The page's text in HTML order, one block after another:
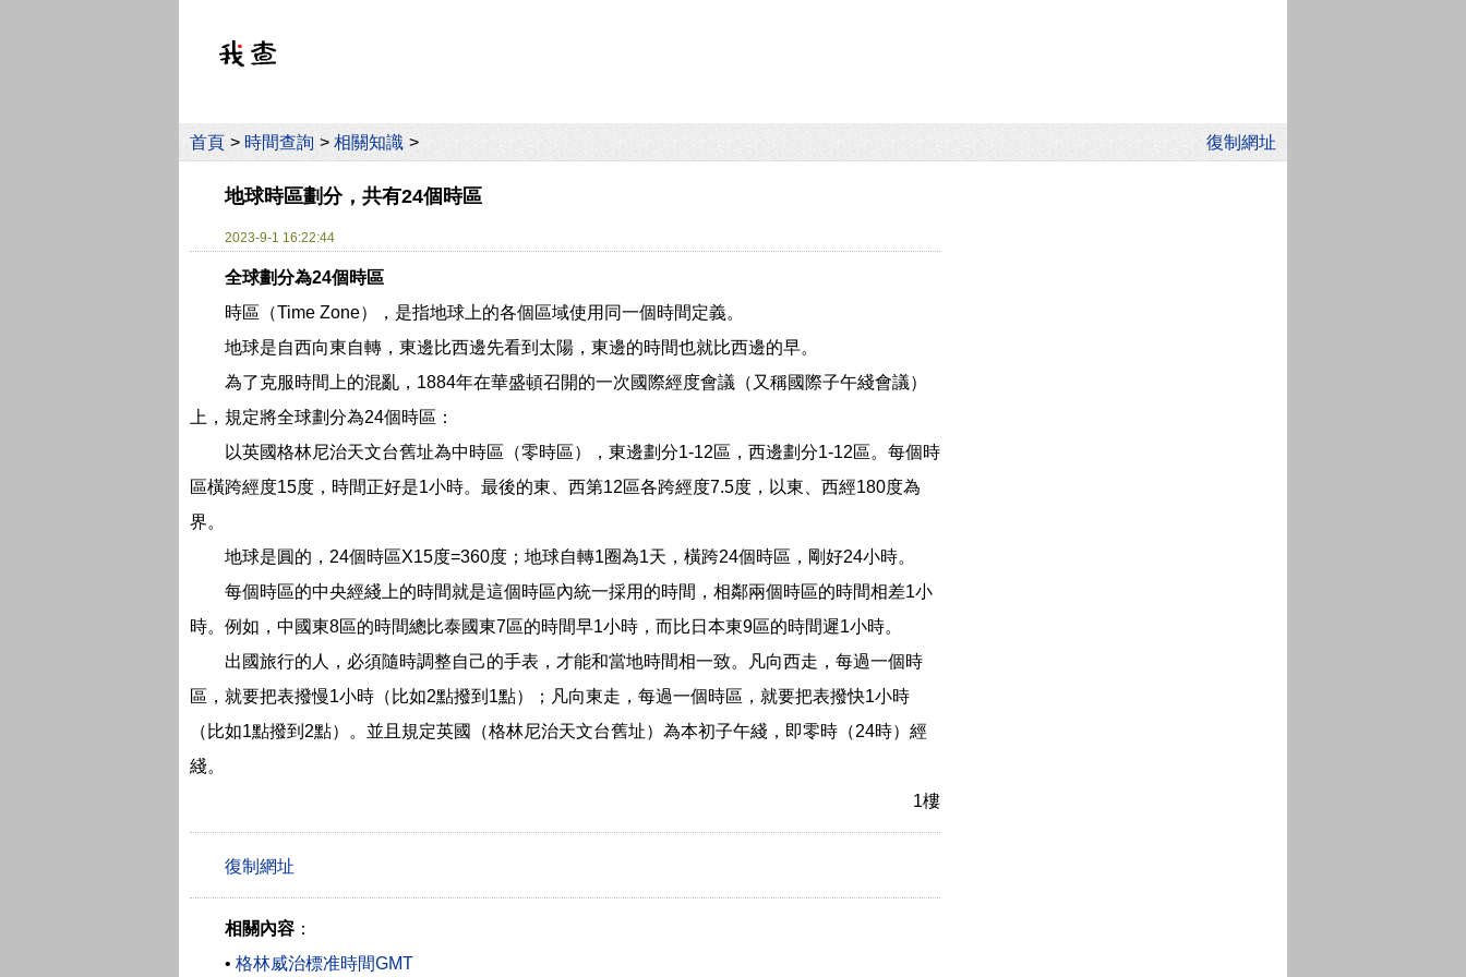
首頁 > 時間查詢 > 相關知識 >
地球時區劃分，共有24個時區
2023-9-1 16:22:44
全球劃分為24個時區
時區（Time Zone），是指地球上的各個區域使用同一個時間定義。
地球是自西向東自轉，東邊比西邊先看到太陽，東邊的時間也就比西邊的早。
為了克服時間上的混亂，1884年在華盛頓召開的一次國際經度會議（又稱國際子午綫會議）
上，規定將全球劃分為24個時區：
以英國格林尼治天文台舊址為中時區（零時區），東邊劃分1-12區，西邊劃分1-12區。每個時
區橫跨經度15度，時間正好是1小時。最後的東、西第12區各跨經度7.5度，以東、西經180度為
界。
地球是圓的，24個時區X15度=360度；地球自轉1圈為1天，橫跨24個時區，剛好24小時。
每個時區的中央經綫上的時間就是這個時區內統一採用的時間，相鄰兩個時區的時間相差1小
時。例如，中國東8區的時間總比泰國東7區的時間早1小時，而比日本東9區的時間遲1小時。
出國旅行的人，必須隨時調整自己的手表，才能和當地時間相一致。凡向西走，每過一個時
區，就要把表撥慢1小時（比如2點撥到1點）；凡向東走，每過一個時區，就要把表撥快1小時
（比如1點撥到2點）。並且規定英國（格林尼治天文台舊址）為本初子午綫，即零時（24時）經
綫。
1樓
相關內容 ：
• 格林威治標准時間GMT